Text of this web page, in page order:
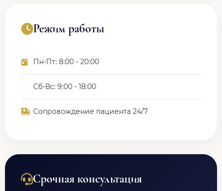
Режим работы
Пн-Пт: 8:00 - 20:00
Сб-Вс: 9:00 - 18:00
Сопровождение пациента 24/7
Срочная консультация